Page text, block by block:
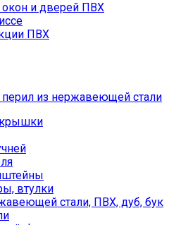
и дверей ПВХ
ПВХ
из нержавеющей стали
втулки
стали, ПВХ, дуб, бук